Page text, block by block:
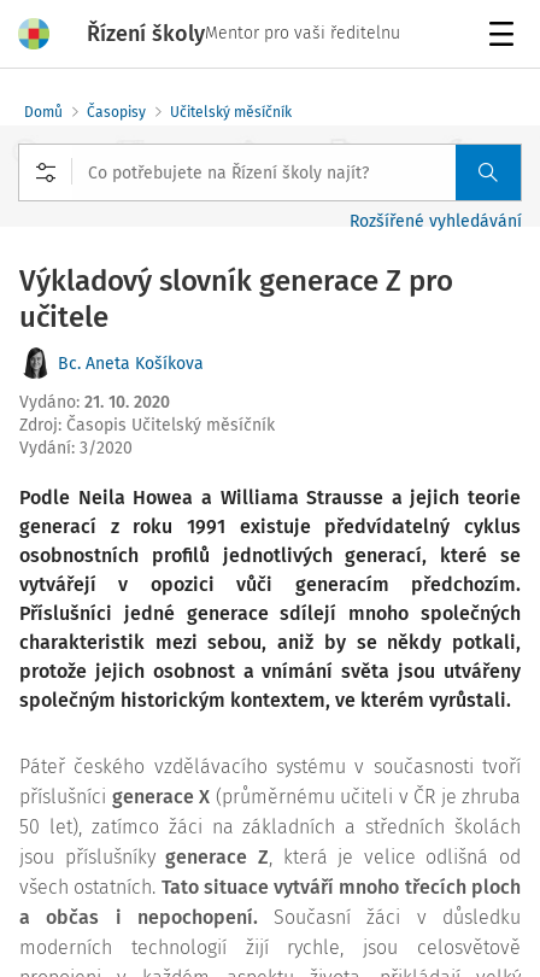
Řízení školyMentor pro vaši ředitelnu
Domů Časopisy Učitelský měsíčník
Rozšířené vyhledávání
Výkladový slovník generace Z pro
učitele
Bc. Aneta Košíkova
Vydáno: 21. 10. 2020
Zdroj: Časopis Učitelský měsíčník
Vydání: 3/2020
Podle Neila Howea a Williama Strausse a jejich teorie
generací z roku 1991 existuje předvídatelný cyklus
osobnostních profilů jednotlivých generací, které se
vytvářejí v opozici vůči generacím předchozím.
Příslušníci jedné generace sdílejí mnoho společných
charakteristik mezi sebou, aniž by se někdy potkali,
protože jejich osobnost a vnímání světa jsou utvářeny
společným historickým kontextem, ve kterém vyrůstali.
Páteř českého vzdělávacího systému v současnosti tvoří
příslušníci generace X (průměrnému učiteli v ČR je zhruba
50 let), zatímco žáci na základních a středních školách
jsou příslušníkygenerace Z, která je velice odlišná od
všech ostatních. Tato situace vytváří mnoho třecích ploch
a občas i nepochopení.Současní žáci v důsledku
moderních technologií žijí rychle, jsou celosvětově